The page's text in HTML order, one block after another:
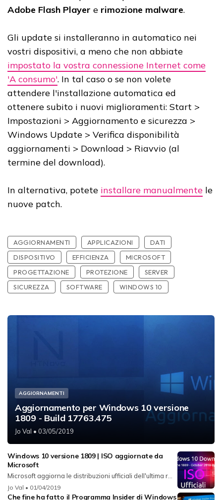
Adobe Flash Player e rimozione malware.
Gli update si installeranno in automatico nei
vostri dispositivi, a meno che non abbiate
impostato la vostra connessione Internet come
'A consumo'. In tal caso o se non volete
attendere l'installazione automatica ed
ottenere subito i nuovi miglioramenti: Start >
Impostazioni > Aggiornamento e sicurezza >
Windows Update > Verifica disponibilità
aggiornamenti > Download > Riavvio (al
termine del download).
In alternativa, potete installare manualmente le
nuove patch.
AGGIORNAMENTI APPLICAZIONI
DATI
DISPOSITIVO
EFFICIENZA
MICROSOFT
PROGETTAZIONE
PROTEZIONE
SERVER
SICUREZZA
SOFTWARE WINDOWS 10
AGGIORNAMENTI
Aggiornamento per Windows 10 versione
1809 - Build 17763.475
Jo Val • 03/05/2019
Windows 10 versione 1809 | ISO aggiornate da
Microsoft
Microsoft aggiorna le distribuzioni ufficiali dell'ultima r...
Jo Val • 01/04/2019
Che fine ha fatto il Programma Insider di Windows